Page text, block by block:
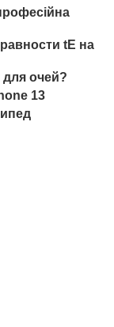
tE на
для очей?
13